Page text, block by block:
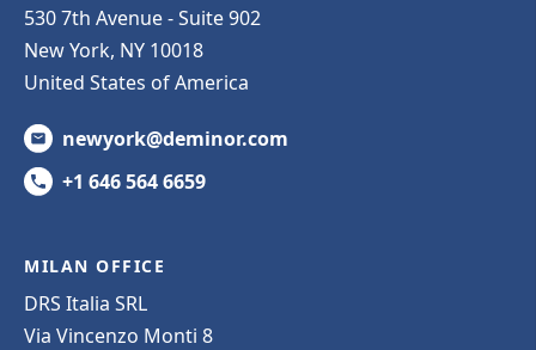
530 7th Avenue - Suite 902
New York, NY 10018
United States of America
newyork@deminor.com
+1 646 564 6659
MILAN OFFICE
DRS Italia SRL
Via Vincenzo Monti 8